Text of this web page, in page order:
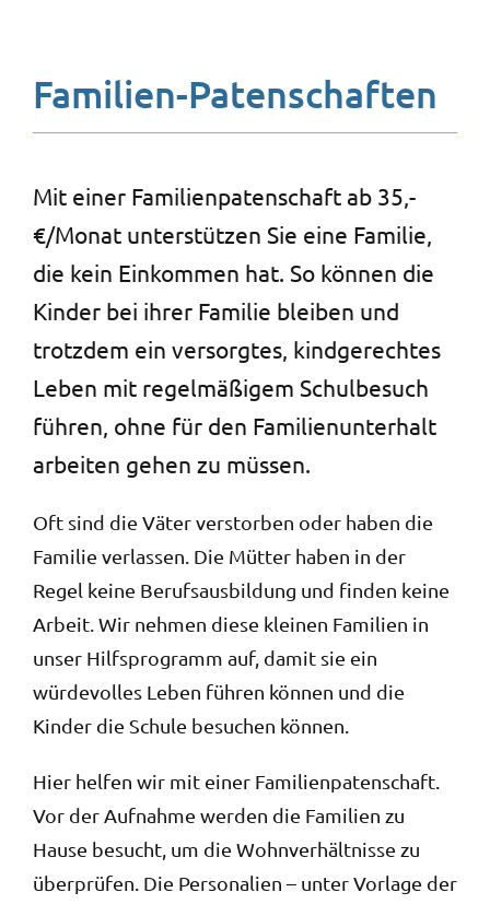
FAQ
Familien-Patenschaften
Mit einer Familienpatenschaft ab 35,-
€/Monat unterstützen Sie eine Familie,
die kein Einkommen hat. So können die
Kinder bei ihrer Familie bleiben und
trotzdem ein versorgtes, kindgerechtes
Leben mit regelmäßigem Schulbesuch
führen, ohne für den Familienunterhalt
arbeiten gehen zu müssen.
Oft sind die Väter verstorben oder haben die
Familie verlassen. Die Mütter haben in der
Regel keine Berufsausbildung und finden keine
Arbeit. Wir nehmen diese kleinen Familien in
unser Hilfsprogramm auf, damit sie ein
würdevolles Leben führen können und die
Kinder die Schule besuchen können.
Hier helfen wir mit einer Familienpatenschaft.
Vor der Aufnahme werden die Familien zu
Hause besucht, um die Wohnverhältnisse zu
überprüfen. Die Personalien – unter Vorlage der